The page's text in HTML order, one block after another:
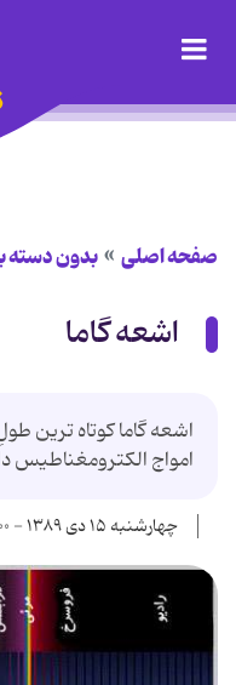
صفحه اصلی بدون دسته
اشعه گاما
اشعه گاما كوتاه ترین
امواج الكترومغناطیس
چهارشنبه ۱۵ دی ۱۳۸۹ - ۰۰:۰۰